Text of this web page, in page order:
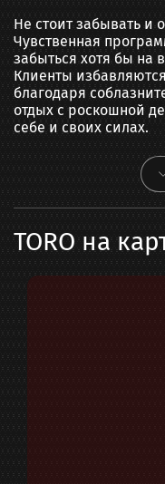
Не стоит забывать и
Чувственная
забыться хотя бы на
Клиенты
благодаря
отдых с роскошной
себе и своих силах.
TORO на